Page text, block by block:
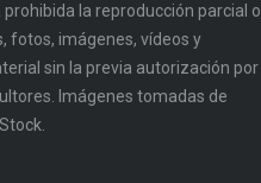
prohibida la reproducción parcial o
fotos, imágenes, vídeos y
sin la previa autorización por
Imágenes tomadas de